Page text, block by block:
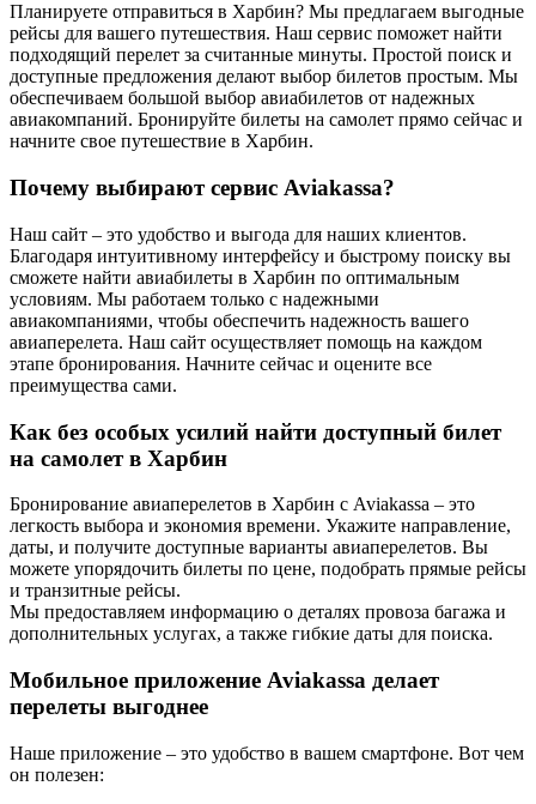
Планируете отправиться в Харбин? Мы предлагаем выгодные
рейсы для вашего путешествия. Наш сервис поможет найти
подходящий перелет за считанные минуты. Простой поиск и
доступные предложения делают выбор билетов простым. Мы
обеспечиваем большой выбор авиабилетов от надежных
авиакомпаний. Бронируйте билеты на самолет прямо сейчас и
начните свое путешествие в Харбин.
Почему выбирают сервис Aviakassa?
Наш сайт – это удобство и выгода для наших клиентов.
Благодаря интуитивному интерфейсу и быстрому поиску вы
сможете найти авиабилеты в Харбин по оптимальным
условиям. Мы работаем только с надежными
авиакомпаниями, чтобы обеспечить надежность вашего
авиаперелета. Наш сайт осуществляет помощь на каждом
этапе бронирования. Начните сейчас и оцените все
преимущества сами.
Как без особых усилий найти доступный билет
на самолет в Харбин
Бронирование авиаперелетов в Харбин с Aviakassa – это
легкость выбора и экономия времени. Укажите направление,
даты, и получите доступные варианты авиаперелетов. Вы
можете упорядочить билеты по цене, подобрать прямые рейсы
и транзитные рейсы.
Мы предоставляем информацию о деталях провоза багажа и
дополнительных услугах, а также гибкие даты для поиска.
Мобильное приложение Aviakassa делает
перелеты выгоднее
Наше приложение – это удобство в вашем смартфоне. Вот чем
он полезен: